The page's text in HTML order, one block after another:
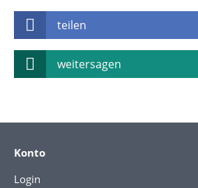
teilen
weitersagen
Konto
Login